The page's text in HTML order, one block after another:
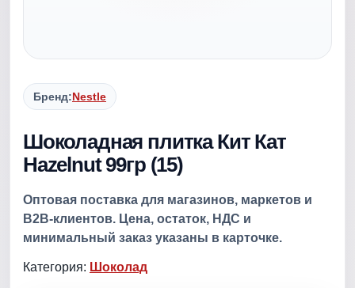
Бренд:Nestle
Шоколадная плитка Кит Кат
Hazelnut 99гр (15)
Оптовая поставка для магазинов, маркетов и
B2B-клиентов. Цена, остаток, НДС и
минимальный заказ указаны в карточке.
Категория: Шоколад